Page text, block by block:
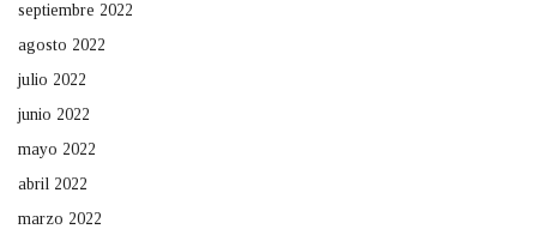
septiembre 2022
agosto 2022
julio 2022
junio 2022
mayo 2022
abril 2022
marzo 2022